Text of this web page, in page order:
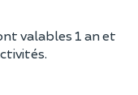
valables 1 an et